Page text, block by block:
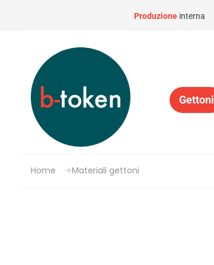
Produzioneinterna
Gettoni
Home Materiali gettoni